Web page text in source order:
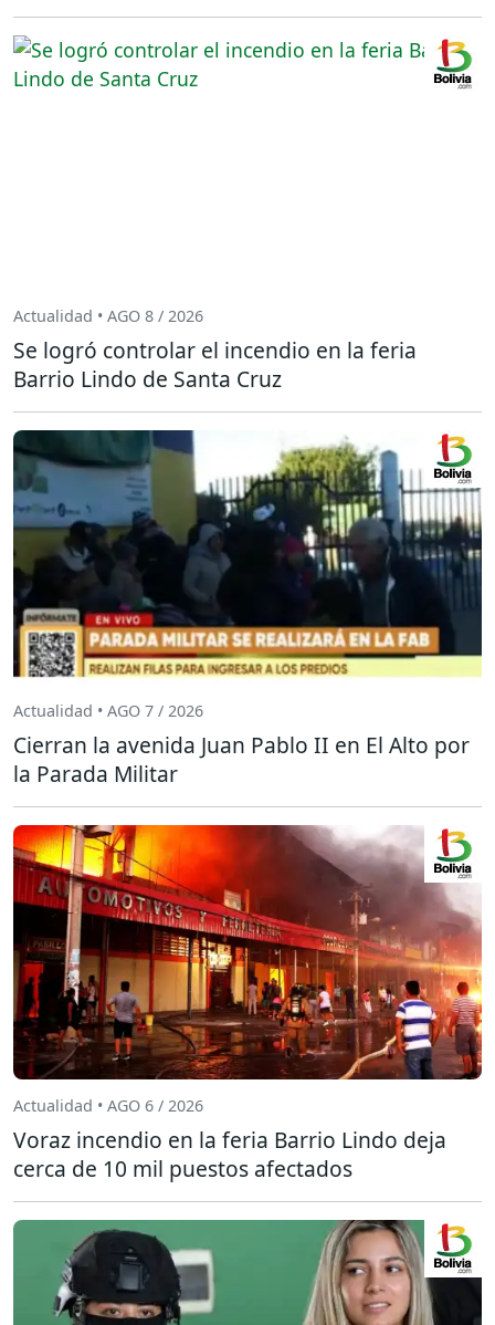
Actualidad • AGO 8 / 2026
Se logró controlar el incendio en la feria
Barrio Lindo de Santa Cruz
Actualidad • AGO 7 / 2026
Cierran la avenida Juan Pablo II en El Alto por
la Parada Militar
Actualidad • AGO 6 / 2026
Voraz incendio en la feria Barrio Lindo deja
cerca de 10 mil puestos afectados